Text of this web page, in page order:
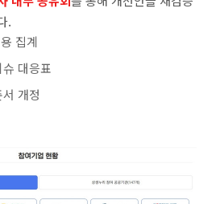
.
집계
대응표
개정